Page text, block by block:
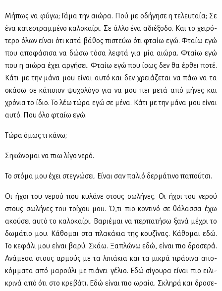
Μή­πως να φύ­γω; Γά­μα την αιώ­ρα. Πού με οδή­γη­σε η τε­λευ­ταία; Σε
ένα κα­τε­στραμ­μέ­νο κα­λο­καί­ρι. Σε άλ­λο ένα αδιέ­ξο­δο. Και το χει­ρό­
τε­ρο όλων εί­ναι ότι κα­τά βά­θος πι­στεύω ότι φταίω εγώ. Φταίω εγώ
που απο­φά­σι­σα να δώ­σω τό­σα λε­φτά για μία αιώ­ρα. Φταίω εγώ
που η αιώ­ρα έχει αρ­γή­σει. Φταίω εγώ που ίσως δεν θα έρ­θει πο­τέ.
Κά­τι με την μά­να μου εί­ναι αυ­τό και δεν χρειά­ζε­ται να πάω να τα
σκά­σω σε κά­ποιον ψυ­χο­λό­γο για να μου πει με­τά από μή­νες και
χρό­νια το ίδιο. Το λέω τώ­ρα εγώ σε μέ­να. Κά­τι με την μά­να μου εί­ναι
αυ­τό. Που όλο φταίω εγώ.
Τώ­ρα όμως τι κά­νω;
Ση­κώ­νο­μαι να πιω λί­γο νε­ρό.
Το στό­μα μου έχει στε­γνώ­σει. Εί­ναι σαν πα­λιό δερ­μά­τι­νο πα­πού­τσι.
Οι ήχοι του νε­ρού που κυ­λά­νε στους σω­λή­νες. Οι ήχοι του νε­ρού
στους σω­λή­νες του τοί­χου μου. Ό,τι πιο κο­ντι­νό σε θά­λασ­σα έχω
ακού­σει αυ­τό το κα­λο­καί­ρι. Βα­ριέ­μαι να περ­πα­τή­σω ξα­νά μέ­χρι το
δω­μά­τιο μου. Κά­θο­μαι στα πλα­κά­κια της κου­ζί­νας. Κά­θο­μαι εδώ.
Το κε­φά­λι μου εί­ναι βα­ρύ. Σκάω. Ξα­πλώ­νω εδώ, εί­ναι πιο δρο­σε­ρά.
Ανά­με­σα στους αρ­μούς με τα λι­πά­κια και τα μι­κρά πρά­σι­να απο­
κόμ­μα­τα από μα­ρού­λι με πιά­νει γέ­λιο. Εδώ σί­γου­ρα εί­ναι πιο ει­λι­
κρι­νά από ότι στο κρε­βά­τι. Εδώ εί­ναι πιο ωραία. Σκλη­ρά και δρο­σε­